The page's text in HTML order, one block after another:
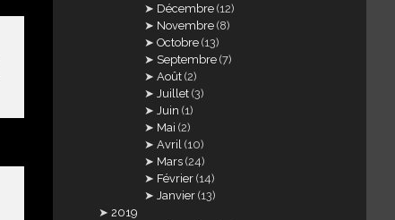
Décembre (12)
Novembre (8)
Octobre (13)
Septembre (7)
Août (2)
Juillet (3)
Juin (1)
Mai (2)
Avril (10)
Mars (24)
Février (14)
Janvier (13)
2019